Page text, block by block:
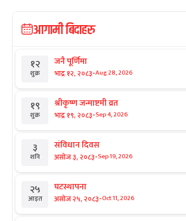
आगामी बिदाहरु
१२
शुक्र
जनै पूर्णिमा
भाद्र १२, २०८३-Aug 28, 2026
१९
शुक्र
श्रीकृष्ण जन्माष्टमी व्रत
भाद्र १९, २०८३-Sep 4, 2026
३
शनि
संविधान दिवस
असोज ३, २०८३-Sep 19, 2026
२५
आइत
घटस्थापना
असोज २५, २०८३-Oct 11, 2026